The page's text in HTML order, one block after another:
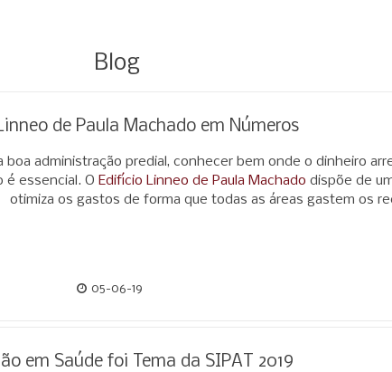
Blog
de Paula Machado em Números
boa administração predial, conhecer bem onde o dinheiro
é essencial. O Edifício Linneo de Paula Machado dispõe de
otimiza os gastos de forma que todas as áreas gastem os
05-06-19
em Saúde foi Tema da SIPAT 2019